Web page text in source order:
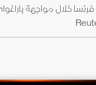
خلال مواجهة